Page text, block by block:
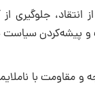
انتقاد، جلوگیری
پیشه‌کردن
با